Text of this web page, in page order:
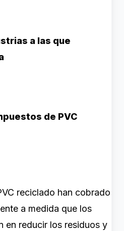
a las que
de PVC
reciclado han cobrado
a medida que los
en reducir los residuos y